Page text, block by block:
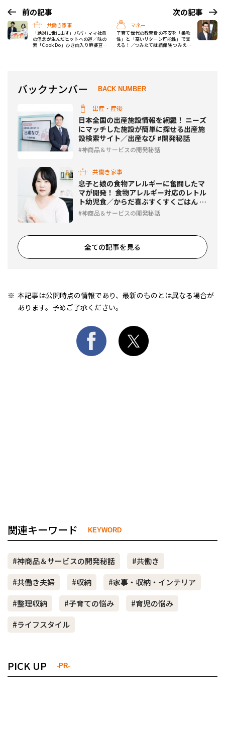
前の記事
共働き家事
「絶対に世に出す」パパ・ママ社員
の信念が生んだヒットへの道／味の
素「Cook Do」ひき肉入り麻婆豆腐
次の記事
マネー
子育て世代の教育費の不安を「柔軟
性」と「高いリターン可能性」で支
える！／つみたて継続保険 つみえー
バックナンバー BACK NUMBER
出産・産後
日本全国の出産施設情報を網羅！ ニーズ
にマッチした施設が簡単に探せる出産施
設検索サイト／出産なび #開発秘話
神商品＆サービスの開発秘話
共働き家事
息子と娘の食物アレルギーに奮闘したマ
マが開発！ 食物アレルギー対応のレトル
ト幼児食／からだ喜ぶすくすくごはん #
開発秘話
神商品＆サービスの開発秘話
全ての記事を見る
本記事は公開時点の情報であり、最新のものとは異なる場合が
あります。予めご了承ください。
関連キーワード KEYWORD
#神商品＆サービスの開発秘話
#共働き
#共働き夫婦
#収納
#家事・収納・インテリア
#整理収納
#子育ての悩み
#育児の悩み
#ライフスタイル
PICK UP -PR-